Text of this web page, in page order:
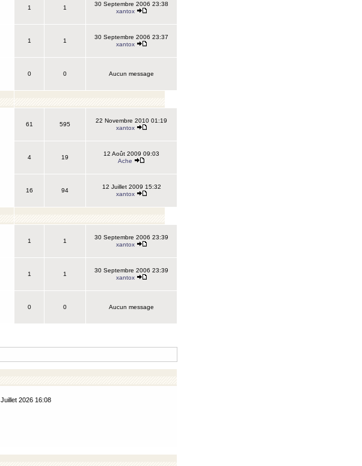
1 1
30 Septembre 2006 23:38
xantox
1 1
30 Septembre 2006 23:37
xantox
0 0 Aucun message
61 595
22 Novembre 2010 01:19
xantox
4 19
12 Août 2009 09:03
Ache
16 94
12 Juillet 2009 15:32
xantox
1 1
30 Septembre 2006 23:39
xantox
1 1
30 Septembre 2006 23:39
xantox
0 0 Aucun message
2026 16:08